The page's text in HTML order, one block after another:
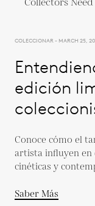
COLECCIONAR - MARCH 25,
edición
Conoce cómo el
artista influyen en
cinéticas y
Saber Más